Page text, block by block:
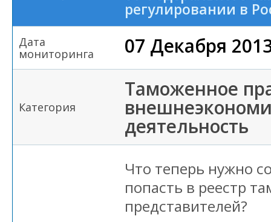
регулировании в
Дата
мониторинга
07 Декабря
Категория
Таможенное
деятельность
Что теперь нужно
попасть в реестр
представителей?